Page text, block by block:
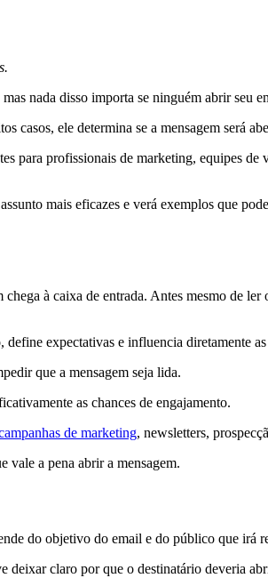
nada disso importa se ninguém abrir seu
casos, ele determina se a mensagem será
para profissionais de marketing, equipes
mais eficazes e verá exemplos que
à caixa de entrada. Antes mesmo de
expectativas e influencia diretamente as
que a mensagem seja lida.
as chances de engajamento.
de marketing, newsletters,
vale a pena abrir a mensagem.
do objetivo do email e do público que irá
deixar claro por que o destinatário deveria